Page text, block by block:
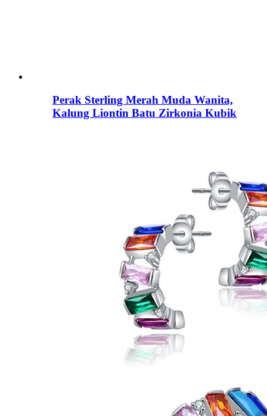
Perak Sterling Merah Muda Wanita,
Kalung Liontin Batu Zirkonia Kubik